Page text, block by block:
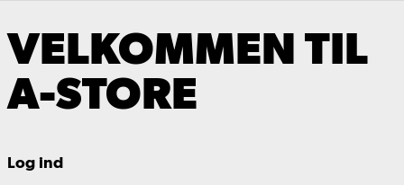
VELKOMMEN TIL
A-STORE
Log ind